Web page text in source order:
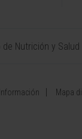
Nutrición y Salud
Mapa